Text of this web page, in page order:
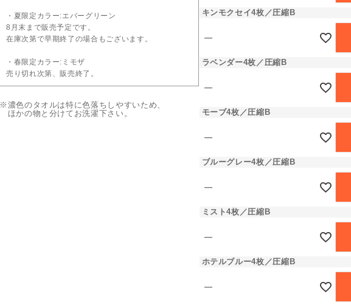
・夏限定カラー:エバーグリーン
8月末まで販売予定です。
在庫次第で早期終了の場合もございます。
・春限定カラー:ミモザ
売り切れ次第、販売終了。
※濃色のタオルは特に色落ちしやすいため、
ほかの物と分けてお洗濯下さい。
キンモクセイ4枚／圧縮B
―
ラベンダー4枚／圧縮B
―
モーブ4枚／圧縮B
―
ブルーグレー4枚／圧縮B
―
ミスト4枚／圧縮B
―
ホテルブルー4枚／圧縮B
―